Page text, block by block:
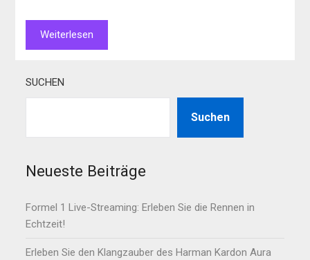
Weiterlesen
SUCHEN
Suchen
Neueste Beiträge
Formel 1 Live-Streaming: Erleben Sie die Rennen in
Echtzeit!
Erleben Sie den Klangzauber des Harman Kardon Aura